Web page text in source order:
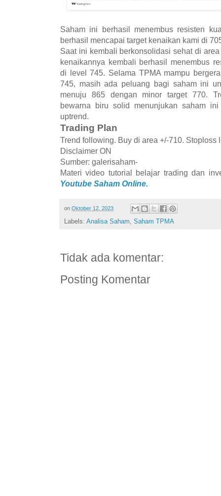
Saham ini berhasil menembus resisten
berhasil mencapai target kenaikan kami di
Saat ini kembali berkonsolidasi sehat di
kenaikannya kembali berhasil menembus
di level 745. Selama TPMA mampu
745, masih ada peluang bagi saham ini
menuju 865 dengan minor target 770.
bewarna biru solid menunjukan saham
uptrend.
Trading Plan
Trend following. Buy di area +/-710. Stoploss
Disclaimer ON
Sumber: galerisaham-
Materi video tutorial belajar trading dan
Youtube Saham Online.
on Oktober 12, 2023
Labels: Analisa Saham, Saham TPMA
Tidak ada komentar:
Posting Komentar